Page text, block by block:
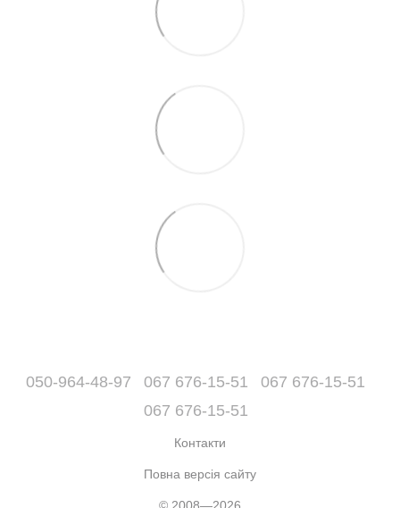
050-964-48-97 067 676-15-51
067 676-15-51
067 676-15-51
Контакти
Повна версія сайту